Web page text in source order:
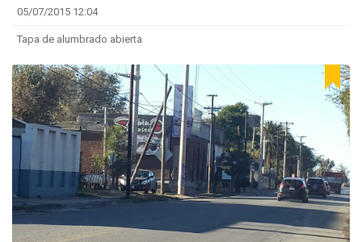
05/07/2015 12:04
Tapa de alumbrado abierta